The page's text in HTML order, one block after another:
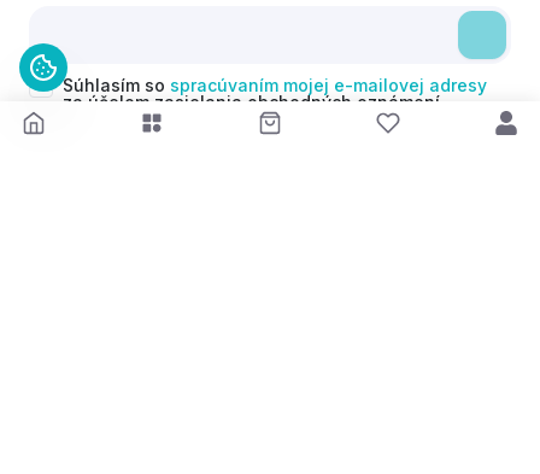
Súhlasím so spracúvaním mojej e-mailovej adresy
za účelom zasielania obchodných oznámení
(newsletterov) v súlade s čl. 6 ods. 1 písm. a)
Nariadenia GDPR. Svoj súhlas môžem kedykoľvek